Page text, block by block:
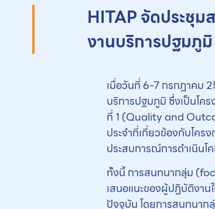
HITAP จัดประชุ
งานบริการปฐมภู
เมื่อวันที่ 6-7 กรกฎาคม
บริการปฐมภูมิ ซึ่งเป็นโ
ที่ 1 (Quality and
ประจำที่เกี่ยวข้องกับโคร
ประสบการณ์การดำเนิน
ทั้งนี้ การสนทนากลุ่ม
เสนอแนะของผู้ปฏิบัติงา
ปัจจุบัน โดยการสนทนาก